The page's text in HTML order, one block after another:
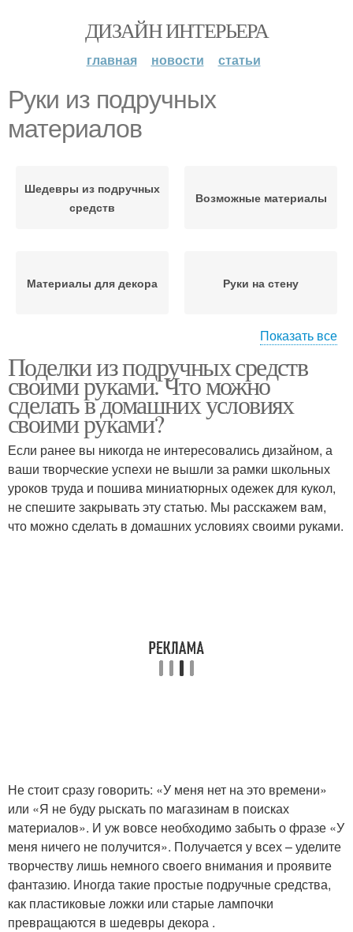
ДИЗАЙН ИНТЕРЬЕРА
главная новости статьи
Руки из подручных
материалов
Шедевры из подручных
средств
Возможные материалы
Материалы для декора Руки на стену
Подручные материалы Руки в маленькой
Руки в домашних
условиях
Традиционные
материалы
Требования к
Отделочные материалы Руки из дерева
Материалы для
изготовления
Руки из картона
Показать все
Поделки из подручных средств
своими руками. Что можно
сделать в домашних условиях
своими руками?
Если ранее вы никогда не интересовались дизайном, а
ваши творческие успехи не вышли за рамки школьных
уроков труда и пошива миниатюрных одежек для кукол,
не спешите закрывать эту статью. Мы расскажем вам,
что можно сделать в домашних условиях своими руками.
Не стоит сразу говорить: «У меня нет на это времени»
или «Я не буду рыскать по магазинам в поисках
материалов». И уж вовсе необходимо забыть о фразе «У
меня ничего не получится». Получается у всех – уделите
творчеству лишь немного своего внимания и проявите
фантазию. Иногда такие простые подручные средства,
как пластиковые ложки или старые лампочки
превращаются в шедевры декора .